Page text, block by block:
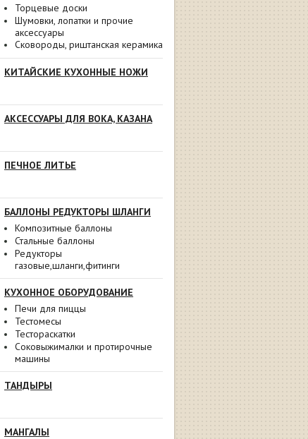
Торцевые доски
Шумовки, лопатки и прочие
аксессуары
Сковороды, риштанская керамика
КИТАЙСКИЕ КУХОННЫЕ НОЖИ
АКСЕССУАРЫ ДЛЯ ВОКА, КАЗАНА
ПЕЧНОЕ ЛИТЬЕ
БАЛЛОНЫ РЕДУКТОРЫ ШЛАНГИ
Композитные баллоны
Стальные баллоны
Редукторы
газовые,шланги,фитинги
КУХОННОЕ ОБОРУДОВАНИЕ
Печи для пиццы
Тестомесы
Тестораскатки
Соковыжималки и протирочные
машины
ТАНДЫРЫ
МАНГАЛЫ